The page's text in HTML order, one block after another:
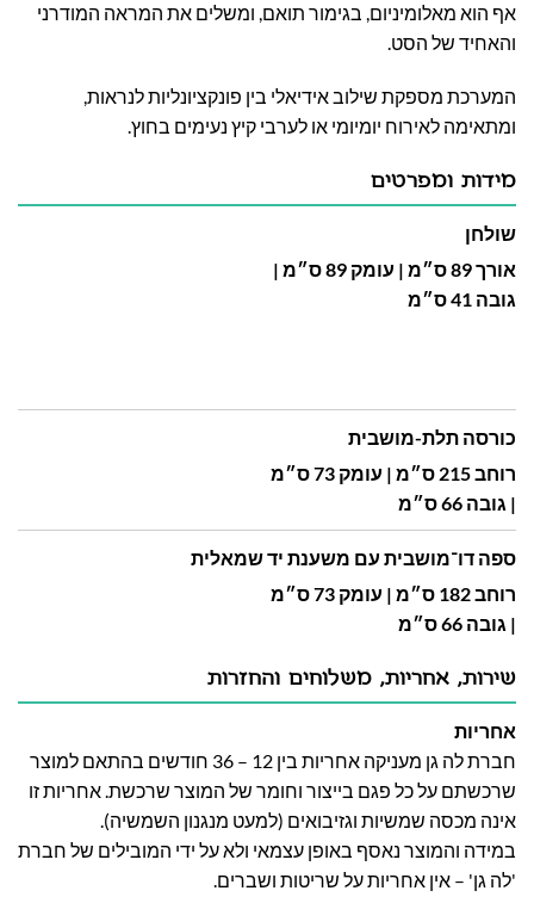
אף הוא מאלומיניום, בגימור תואם, ומשלים את המראה המודרני
והאחיד של הסט.
המערכת מספקת שילוב אידיאלי בין פונקציונליות לנראות,
ומתאימה לאירוח יומיומי או לערבי קיץ נעימים בחוץ.
מידות ומפרטים
שולחן
אורך 89 ס״מ | עומק 89 ס״מ |
גובה 41 ס״מ
כורסה תלת-מושבית
רוחב 215 ס״מ | עומק 73 ס״מ
| גובה 66 ס״מ
ספה דו־מושבית עם משענת יד שמאלית
רוחב 182 ס״מ | עומק 73 ס״מ
| גובה 66 ס״מ
שירות, אחריות, משלוחים והחזרות
אחריות
חברת לה גן מעניקה אחריות בין 12 – 36 חודשים בהתאם למוצר
שרכשתם על כל פגם בייצור וחומר של המוצר שרכשת. אחריות זו
אינה מכסה שמשיות וגזיבואים (למעט מנגנון השמשיה).
במידה והמוצר נאסף באופן עצמאי ולא על ידי המובילים של חברת
'לה גן' – אין אחריות על שריטות ושברים.